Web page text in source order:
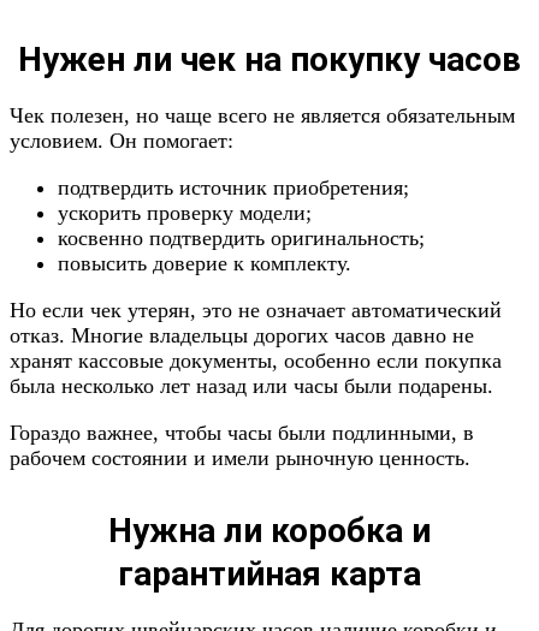
Нужен ли чек на покупку часов
Чек полезен, но чаще всего не является обязательным
условием. Он помогает:
подтвердить источник приобретения;
ускорить проверку модели;
косвенно подтвердить оригинальность;
повысить доверие к комплекту.
Но если чек утерян, это не означает автоматический
отказ. Многие владельцы дорогих часов давно не
хранят кассовые документы, особенно если покупка
была несколько лет назад или часы были подарены.
Гораздо важнее, чтобы часы были подлинными, в
рабочем состоянии и имели рыночную ценность.
Нужна ли коробка и
гарантийная карта